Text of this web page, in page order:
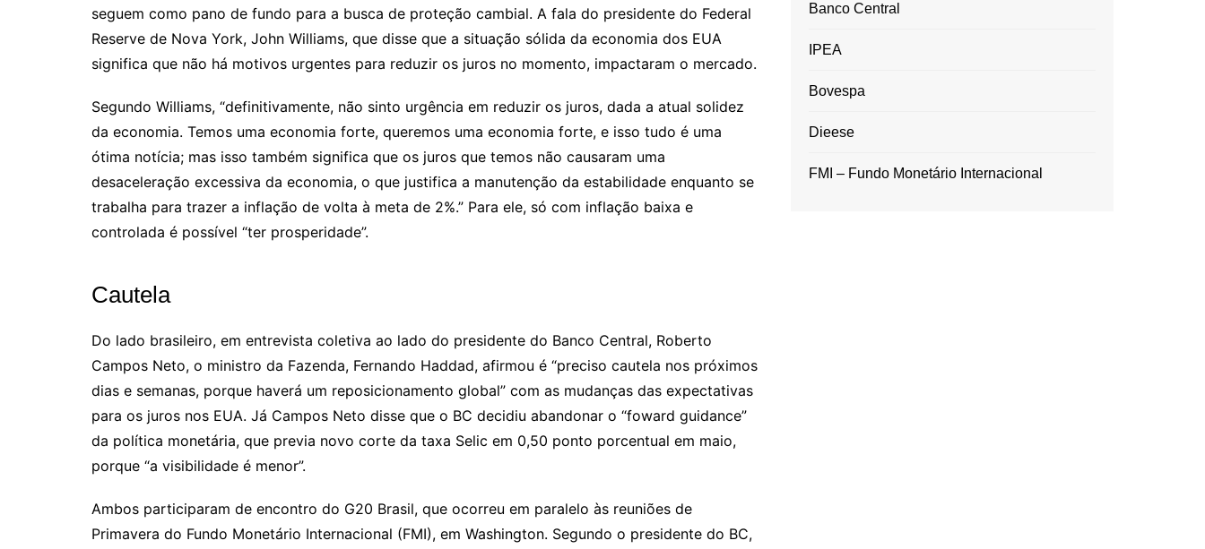
seguem como pano de fundo para a busca de proteção cambial. A fala do presidente do Federal
Reserve de Nova York, John Williams, que disse que a situação sólida da economia dos EUA
significa que não há motivos urgentes para reduzir os juros no momento, impactaram o mercado.
Segundo Williams, “definitivamente, não sinto urgência em reduzir os juros, dada a atual solidez
da economia. Temos uma economia forte, queremos uma economia forte, e isso tudo é uma
ótima notícia; mas isso também significa que os juros que temos não causaram uma
desaceleração excessiva da economia, o que justifica a manutenção da estabilidade enquanto se
trabalha para trazer a inflação de volta à meta de 2%.” Para ele, só com inflação baixa e
controlada é possível “ter prosperidade”.
Cautela
Do lado brasileiro, em entrevista coletiva ao lado do presidente do Banco Central, Roberto
Campos Neto, o ministro da Fazenda, Fernando Haddad, afirmou é “preciso cautela nos próximos
dias e semanas, porque haverá um reposicionamento global” com as mudanças das expectativas
para os juros nos EUA. Já Campos Neto disse que o BC decidiu abandonar o “foward guidance”
da política monetária, que previa novo corte da taxa Selic em 0,50 ponto porcentual em maio,
porque “a visibilidade é menor”.
Ambos participaram de encontro do G20 Brasil, que ocorreu em paralelo às reuniões de
Primavera do Fundo Monetário Internacional (FMI), em Washington. Segundo o presidente do BC,
Banco Central
IPEA
Bovespa
Dieese
FMI – Fundo Monetário Internacional